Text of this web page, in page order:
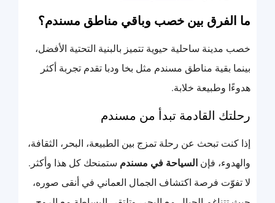
ما الفرق بين خصب وباقي مناطق مسندم؟
خصب مدينة ساحلية حيوية تتميز بالبنية التحتية الأفضل،
بينما بقية مناطق مسندم مثل بخا ودبا تقدم تجربة أكثر
هدوءًا وطبيعة خلابة.
رحلتك القادمة تبدأ من مسندم
إذا كنت تبحث عن رحلة تمزج بين الطبيعة، البحر، الثقافة،
والهدوء، فإن السياحة في مسندم ستمنحك كل هذا وأكثر.
لا تفوّت فرصة اكتشاف الجمال العماني في أنقى صوره،